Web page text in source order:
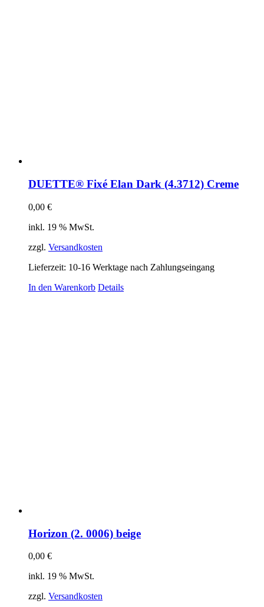
DUETTE® Fixé Elan Dark (4.3712) Creme
0,00 €
inkl. 19 % MwSt.
zzgl. Versandkosten
Lieferzeit: 10-16 Werktage nach Zahlungseingang
In den Warenkorb Details
Horizon (2. 0006) beige
0,00 €
inkl. 19 % MwSt.
zzgl. Versandkosten